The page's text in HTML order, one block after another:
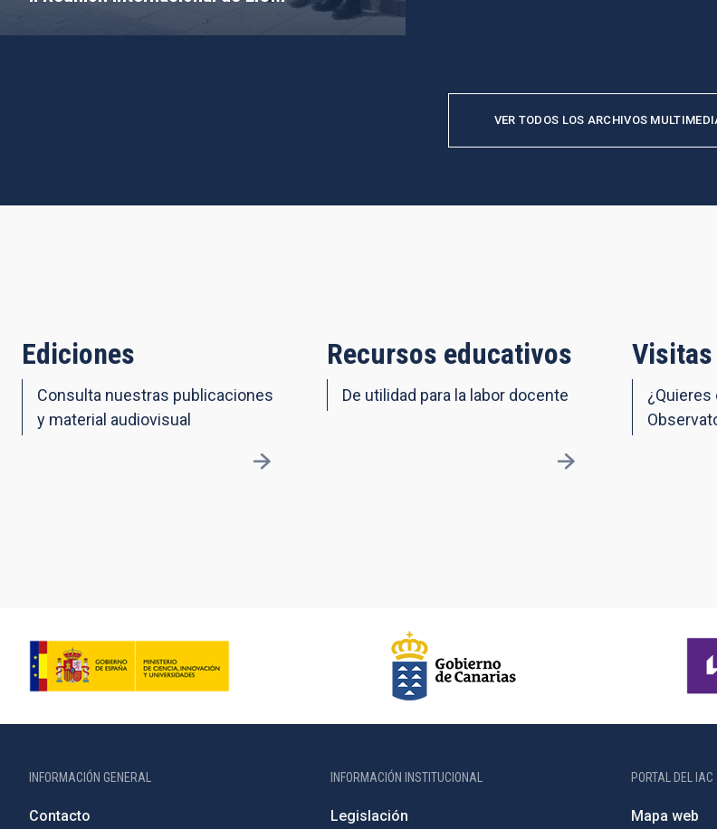
VER TODOS LOS ARCHIVOS
Ediciones
Consulta nuestras publicaciones
y material audiovisual
Recursos educativos
De utilidad para la labor docente
Visitas
INFORMACIÓN GENERAL
Contacto
INFORMACIÓN INSTITUCIONAL
Legislación
PORTAL DEL IAC
Mapa web